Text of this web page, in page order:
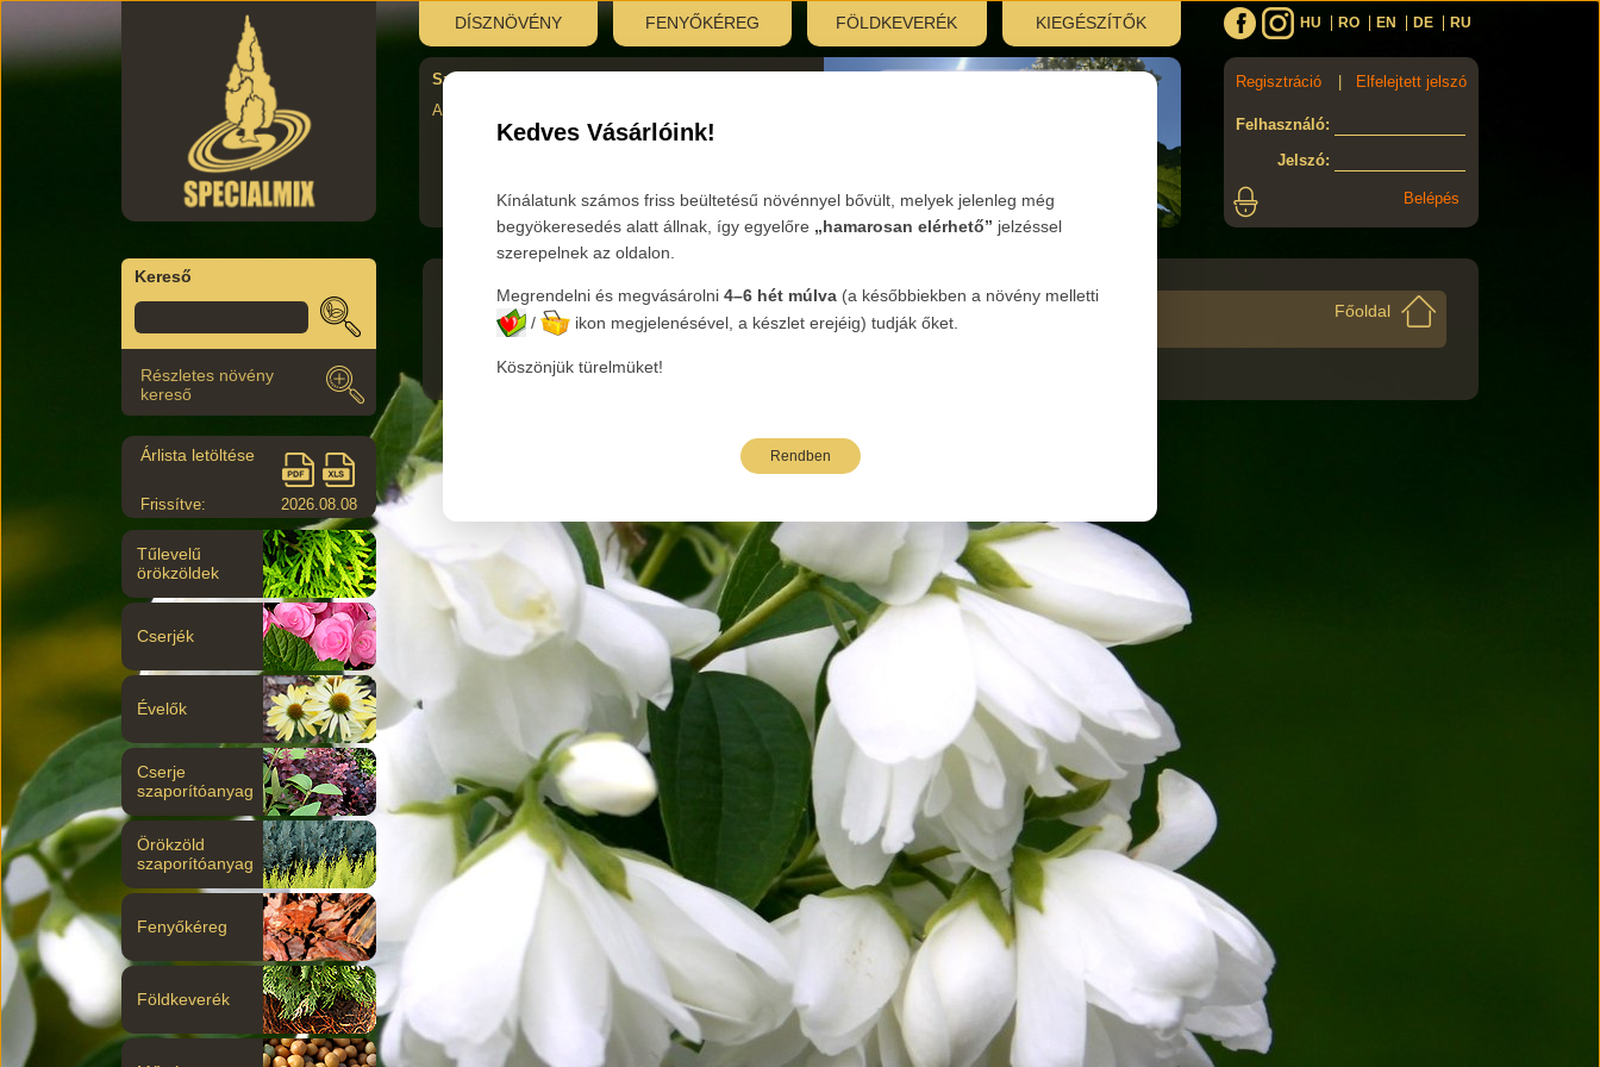
Kedves Vásárlóink!
Kínálatunk számos friss beültetésű növénnyel bővült, melyek jelenleg még
begyökeresedés alatt állnak, így egyelőre „hamarosan elérhető” jelzéssel
szerepelnek az oldalon.
Megrendelni és megvásárolni 4–6 hét múlva (a későbbiekben a növény melletti
/
ikon megjelenésével, a készlet erejéig) tudják őket.
Köszönjük türelmüket!
Rendben
DÍSZNÖVÉNY FENYŐKÉREG FÖLDKEVERÉK KIEGÉSZÍTŐK
Szombati újranyitás:
AUgusztus 29., 7:30–12:00
Tovább
HU RO EN DE RU
Regisztráció Elfelejtett jelszó
Felhasználó:
Jelszó:
Kereső
Részletes növény
kereső
Árlista letöltése
Frissítve: 2026.08.08
Tűlevelű
örökzöldek
Cserjék
Évelők
Cserje
szaporítóanyag
Örökzöld
szaporítóanyag
Fenyőkéreg
Földkeverék
Főkategória:Cserje szaporítóanyagNemzetség:Cotoneaster Főoldal